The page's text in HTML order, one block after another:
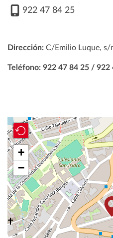
922 47 84 25
Dirección: C/Emilio Luque, s/
Teléfono: 922 47 84 25 / 922
+
−